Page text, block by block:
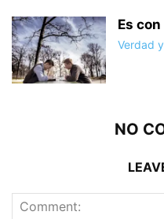
Es
Verdad
NO